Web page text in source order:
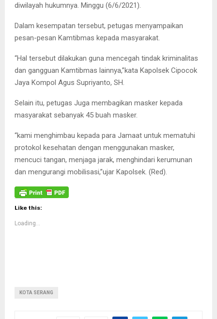
diwilayah hukumnya. Minggu (6/6/2021).
Dalam kesempatan tersebut, petugas menyampaikan
pesan-pesan Kamtibmas kepada masyarakat.
“Hal tersebut dilakukan guna mencegah tindak kriminalitas
dan gangguan Kamtibmas lainnya,”kata Kapolsek Cipocok
Jaya Kompol Agus Supriyanto, SH.
Selain itu, petugas Juga membagikan masker kepada
masyarakat sebanyak 45 buah masker.
“kami menghimbau kepada para Jamaat untuk mematuhi
protokol kesehatan dengan menggunakan masker,
mencuci tangan, menjaga jarak, menghindari kerumunan
dan mengurangi mobilisasi,”ujar Kapolsek. (Red).
Like this:
Loading...
KOTA SERANG